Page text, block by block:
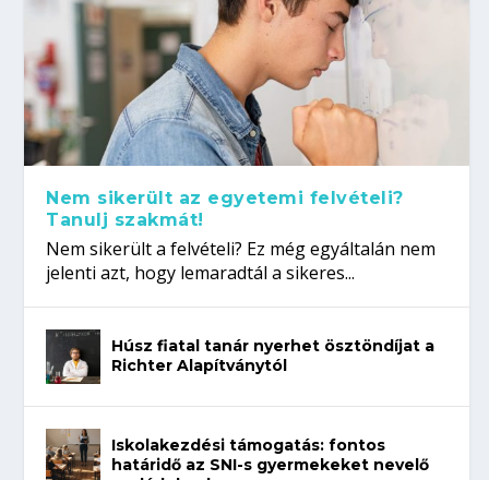
Nem sikerült az egyetemi felvételi?
Tanulj szakmát!
Nem sikerült a felvételi? Ez még egyáltalán nem
jelenti azt, hogy lemaradtál a sikeres...
Húsz fiatal tanár nyerhet ösztöndíjat a
Richter Alapítványtól
Iskolakezdési támogatás: fontos
határidő az SNI-s gyermekeket nevelő